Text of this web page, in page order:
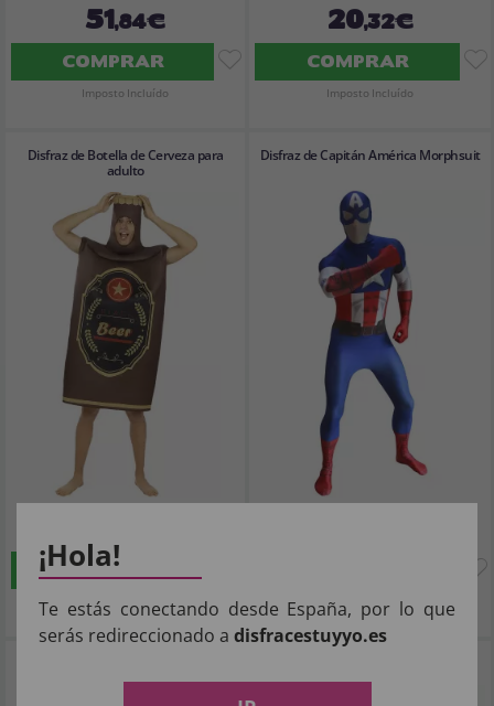
51,84€
COMPRAR
Imposto Incluído
20,32€
COMPRAR
Imposto Incluído
Disfraz de Botella de Cerveza para
adulto
COMPRAR
Imposto Incluído
Disfraz de Capitán América Morphsuit
Imposto Incluído
¡Hola!
Te estás conectando desde España, por lo que
serás redireccionado a disfracestuyyo.es